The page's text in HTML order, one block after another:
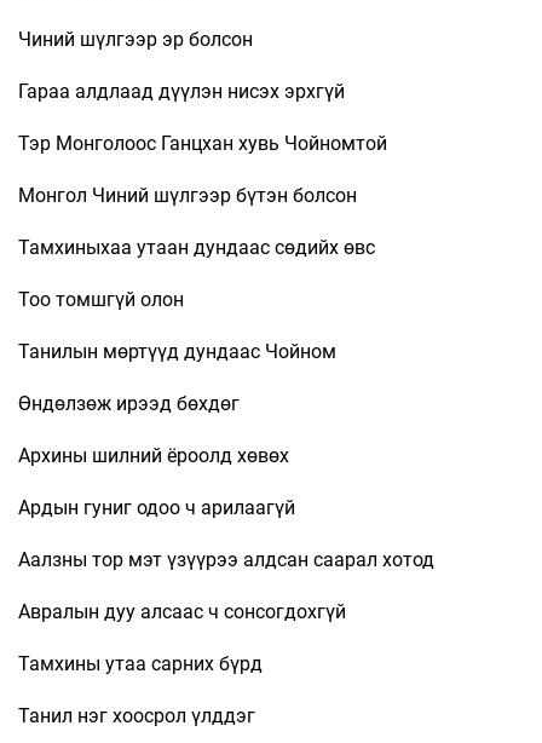
Чиний шүлгээр эр болсон
Гараа алдлаад дүүлэн нисэх эрхгүй
Тэр Монголоос Ганцхан хувь Чойномтой
Монгол Чиний шүлгээр бүтэн болсон
Тамхиныхаа утаан дундаас сөдийх өвс
Тоо томшгүй олон
Танилын мөртүүд дундаас Чойном
Өндөлзөж ирээд бөхдөг
Архины шилний ёроолд хөвөх
Ардын гуниг одоо ч арилаагүй
Аалзны тор мэт үзүүрээ алдсан саарал хотод
Авралын дуу алсаас ч сонсогдохгүй
Тамхины утаа сарних бүрд
Танил нэг хоосрол үлддэг